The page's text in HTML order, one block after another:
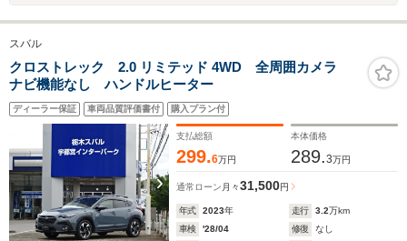
スバル
クロストレック 2.0 リミテッド 4WD 全周囲カメラ
ナビ機能なし ハンドルヒーター
ディーラー保証 車両品質評価書付 購入プラン付
支払総額
299.6万円
本体価格
289.3万円
通常ローン 月々31,500円
年式 2023年 走行 3.2万km
車検
'28/04 修復
なし